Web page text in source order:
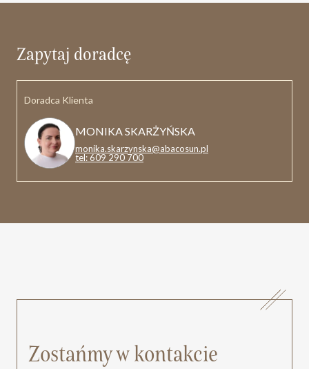
Zapytaj doradcę
Doradca Klienta
MONIKA SKARŻYŃSKA
monika.skarzynska@abacosun.pl
tel: 609 290 700
Zostańmy w kontakcie